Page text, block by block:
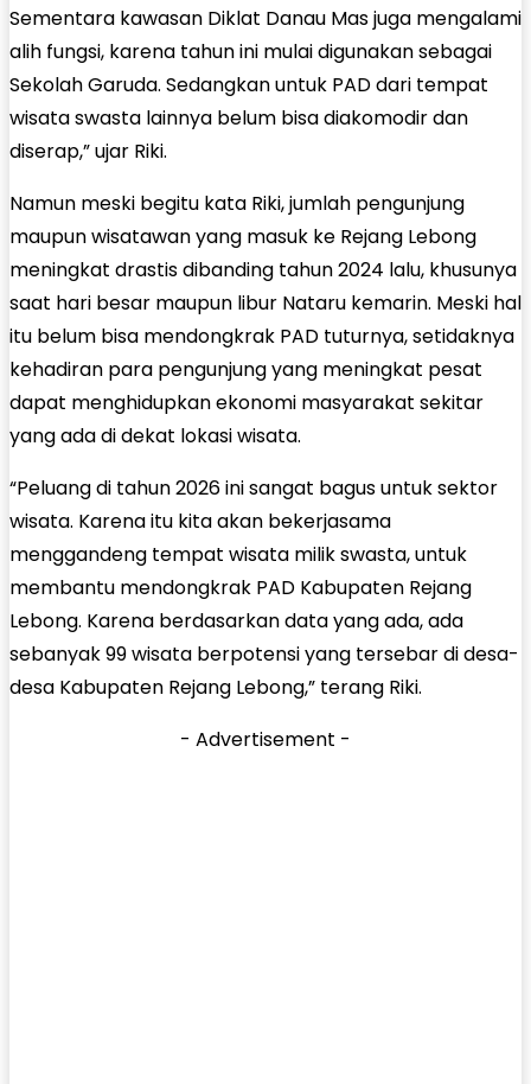
Sementara kawasan Diklat Danau Mas juga mengalami
alih fungsi, karena tahun ini mulai digunakan sebagai
Sekolah Garuda. Sedangkan untuk PAD dari tempat
wisata swasta lainnya belum bisa diakomodir dan
diserap,” ujar Riki.
Namun meski begitu kata Riki, jumlah pengunjung
maupun wisatawan yang masuk ke Rejang Lebong
meningkat drastis dibanding tahun 2024 lalu, khusunya
saat hari besar maupun libur Nataru kemarin. Meski hal
itu belum bisa mendongkrak PAD tuturnya, setidaknya
kehadiran para pengunjung yang meningkat pesat
dapat menghidupkan ekonomi masyarakat sekitar
yang ada di dekat lokasi wisata.
“Peluang di tahun 2026 ini sangat bagus untuk sektor
wisata. Karena itu kita akan bekerjasama
menggandeng tempat wisata milik swasta, untuk
membantu mendongkrak PAD Kabupaten Rejang
Lebong. Karena berdasarkan data yang ada, ada
sebanyak 99 wisata berpotensi yang tersebar di desa-
desa Kabupaten Rejang Lebong,” terang Riki.
- Advertisement -